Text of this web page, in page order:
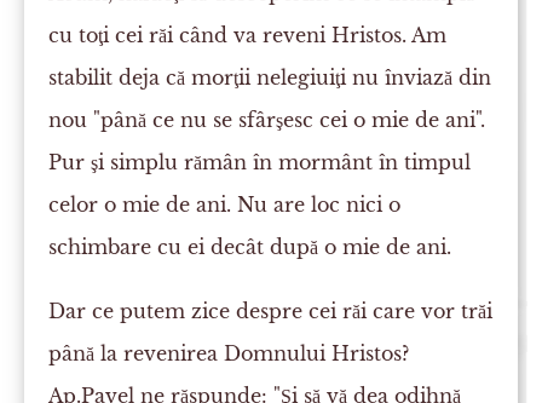
cu toţi cei răi când va reveni Hristos. Am
stabilit deja că morţii nelegiuiţi nu înviază din
nou "până ce nu se sfârşesc cei o mie de ani".
Pur şi simplu rămân în mormânt în timpul
celor o mie de ani. Nu are loc nici o
schimbare cu ei decât după o mie de ani.
Dar ce putem zice despre cei răi care vor trăi
până la revenirea Domnului Hristos?
Ap.Pavel ne răspunde: "Şi să vă dea odihnă